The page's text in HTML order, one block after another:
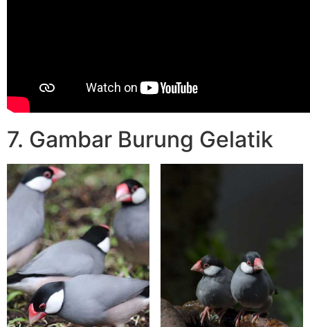
7. Gambar Burung Gelatik